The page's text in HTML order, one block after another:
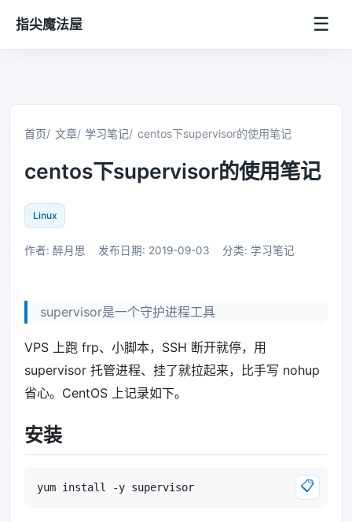
指尖魔法屋 ☰
首页 文章 学习笔记 centos下supervisor的使用笔记
centos下supervisor的使用笔记
Linux
作者: 醉月思 发布日期: 2019-09-03 分类: 学习笔记
supervisor是一个守护进程工具
VPS 上跑 frp、小脚本，SSH 断开就停，用
supervisor 托管进程、挂了就拉起来，比手写 nohup
省心。CentOS 上记录如下。
安装
📋